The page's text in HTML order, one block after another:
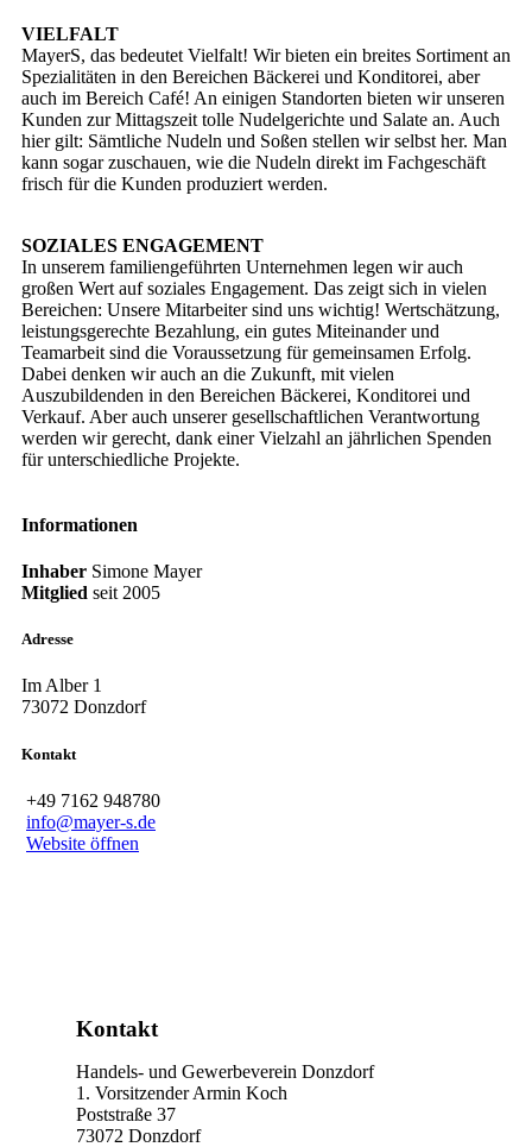
VIELFALT
MayerS, das bedeutet Vielfalt! Wir bieten ein breites Sortiment an
Spezialitäten in den Bereichen Bäckerei und Konditorei, aber
auch im Bereich Café! An einigen Standorten bieten wir unseren
Kunden zur Mittagszeit tolle Nudelgerichte und Salate an. Auch
hier gilt: Sämtliche Nudeln und Soßen stellen wir selbst her. Man
kann sogar zuschauen, wie die Nudeln direkt im Fachgeschäft
frisch für die Kunden produziert werden.
SOZIALES ENGAGEMENT
In unserem familiengeführten Unternehmen legen wir auch
großen Wert auf soziales Engagement. Das zeigt sich in vielen
Bereichen: Unsere Mitarbeiter sind uns wichtig! Wertschätzung,
leistungsgerechte Bezahlung, ein gutes Miteinander und
Teamarbeit sind die Voraussetzung für gemeinsamen Erfolg.
Dabei denken wir auch an die Zukunft, mit vielen
Auszubildenden in den Bereichen Bäckerei, Konditorei und
Verkauf. Aber auch unserer gesellschaftlichen Verantwortung
werden wir gerecht, dank einer Vielzahl an jährlichen Spenden
für unterschiedliche Projekte.
Informationen
Inhaber Simone Mayer
Mitglied seit 2005
Adresse
Im Alber 1
73072 Donzdorf
Kontakt
+49 7162 948780
info@mayer-s.de
Website öffnen
Kontakt
Handels- und Gewerbeverein Donzdorf
1. Vorsitzender Armin Koch
Poststraße 37
73072 Donzdorf